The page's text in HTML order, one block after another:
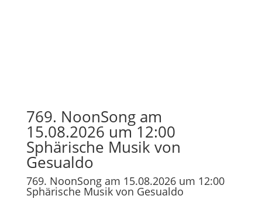
769. NoonSong am
15.08.2026 um 12:00
Sphärische Musik von
Gesualdo
769. NoonSong am 15.08.2026 um 12:00
Sphärische Musik von Gesualdo